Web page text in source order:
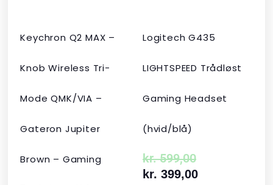
Keychron Q2 MAX –
Knob Wireless Tri-
Mode QMK/VIA –
Gateron Jupiter
Brown – Gaming
Logitech G435
LIGHTSPEED Trådløst
Gaming Headset
(hvid/blå)
kr.599,00
kr. 399,00